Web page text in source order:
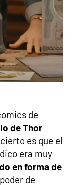
de
de Thor
es que el
era muy
en forma de
de